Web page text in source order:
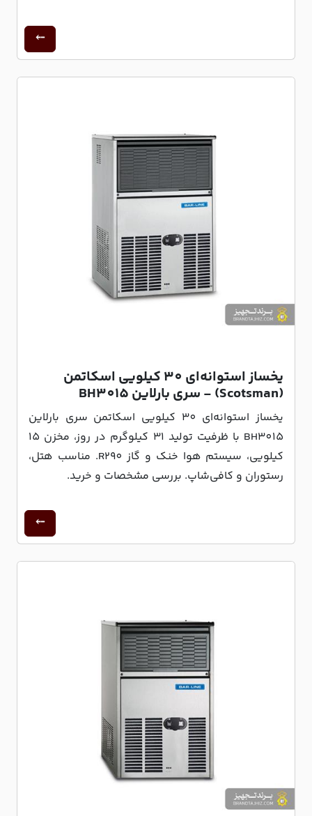
یخساز استوانه‌ای 30 کیلویی اسکاتمن
(Scotsman) - سری بارلاین BH3015
یخساز استوانه‌ای 30 کیلویی اسکاتمن سری بارلاین
BH3015 با ظرفیت تولید 31 کیلوگرم در روز، مخزن 15
کیلویی، سیستم هوا خنک و گاز R290. مناسب هتل،
رستوران و کافی‌شاپ. بررسی مشخصات و خرید.